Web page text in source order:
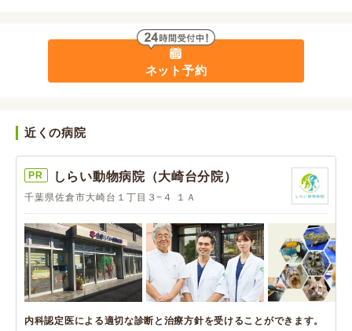
ネット予約
近くの病院
PR しらい動物病院（大崎台分院）
千葉県佐倉市大崎台１丁目３−４ １Ａ
内科認定医による適切な診断と治療方針を受けることができます。